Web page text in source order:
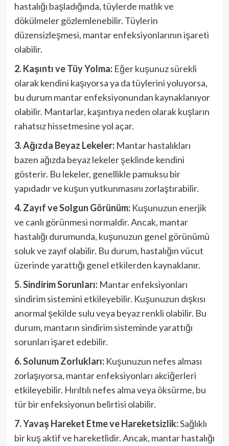
hastalığı başladığında, tüylerde matlık ve
dökülmeler gözlemlenebilir. Tüylerin
düzensizleşmesi, mantar enfeksiyonlarının işareti
olabilir.
2. Kaşıntı ve Tüy Yolma:Eğer kuşunuz sürekli
olarak kendini kaşıyorsa ya da tüylerini yoluyorsa,
bu durum mantar enfeksiyonundan kaynaklanıyor
olabilir. Mantarlar, kaşıntıya neden olarak kuşların
rahatsız hissetmesine yol açar.
3. Ağızda Beyaz Lekeler:Mantar hastalıkları
bazen ağızda beyaz lekeler şeklinde kendini
gösterir. Bu lekeler, genellikle pamuksu bir
yapıdadır ve kuşun yutkunmasını zorlaştırabilir.
4. Zayıf ve Solgun Görünüm:Kuşunuzun enerjik
ve canlı görünmesi normaldir. Ancak, mantar
hastalığı durumunda, kuşunuzun genel görünümü
soluk ve zayıf olabilir. Bu durum, hastalığın vücut
üzerinde yarattığı genel etkilerden kaynaklanır.
5. Sindirim Sorunları:Mantar enfeksiyonları
sindirim sistemini etkileyebilir. Kuşunuzun dışkısı
anormal şekilde sulu veya beyaz renkli olabilir. Bu
durum, mantarın sindirim sisteminde yarattığı
sorunları işaret edebilir.
6. Solunum Zorlukları:Kuşunuzun nefes alması
zorlaşıyorsa, mantar enfeksiyonları akciğerleri
etkileyebilir. Hırıltılı nefes alma veya öksürme, bu
tür bir enfeksiyonun belirtisi olabilir.
7. Yavaş Hareket Etme ve Hareketsizlik:Sağlıklı
bir kuş aktif ve hareketlidir. Ancak, mantar hastalığı